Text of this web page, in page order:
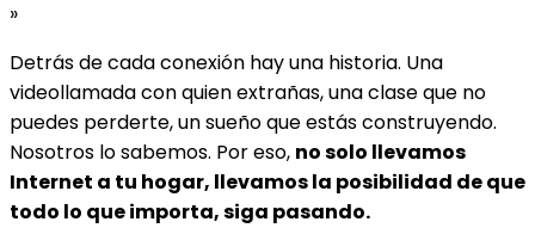
»
Detrás de cada conexión hay una historia. Una
videollamada con quien extrañas, una clase que no
puedes perderte, un sueño que estás construyendo.
Nosotros lo sabemos. Por eso, no solo llevamos
Internet a tu hogar, llevamos la posibilidad de que
todo lo que importa, siga pasando.